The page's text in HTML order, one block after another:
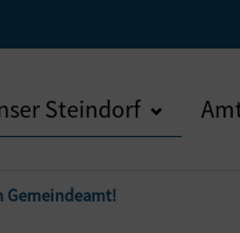
Steindorf